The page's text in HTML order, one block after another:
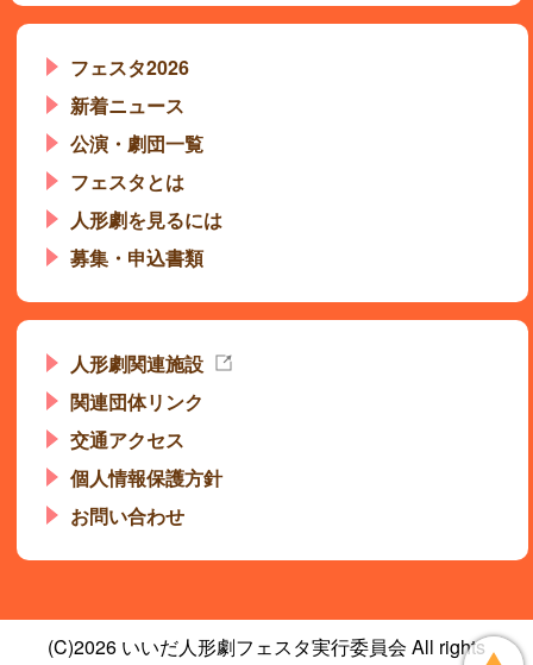
フェスタ2026
新着ニュース
公演・劇団一覧
フェスタとは
人形劇を見るには
募集・申込書類
人形劇関連施設
関連団体リンク
交通アクセス
個人情報保護方針
お問い合わせ
(C)2026 いいだ人形劇フェスタ実行委員会 All rights